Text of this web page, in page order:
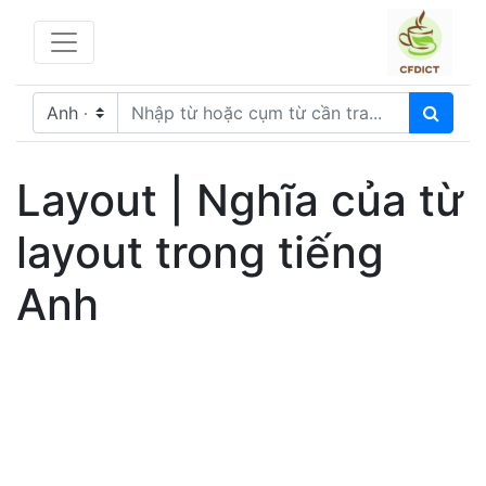
Layout | Nghĩa của từ
layout trong tiếng
Anh